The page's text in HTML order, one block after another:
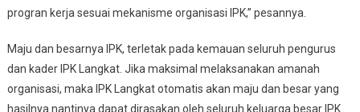
progran kerja sesuai mekanisme organisasi IPK,” pesannya.
Maju dan besarnya IPK, terletak pada kemauan seluruh pengurus
dan kader IPK Langkat. Jika maksimal melaksanakan amanah
organisasi, maka IPK Langkat otomatis akan maju dan besar yang
hasilnya nantinya dapat dirasakan oleh seluruh keluarga besar IPK